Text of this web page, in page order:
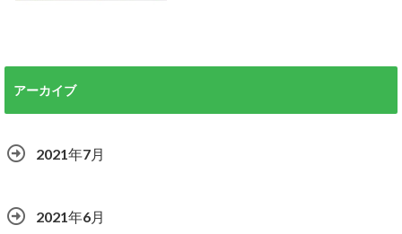
アーカイブ
2021年7月
2021年6月